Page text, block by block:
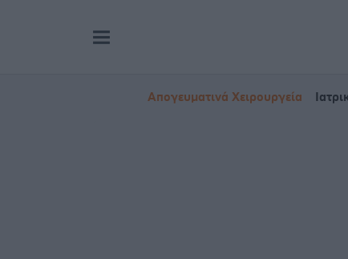
Απογευματινά Χειρουργεία